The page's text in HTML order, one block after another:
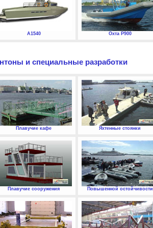
А1540 Охта P900
и специальные разработки
Плавучие кафе Яхтенные стоянки
Плавучие сооружения Повышенной остойчивости